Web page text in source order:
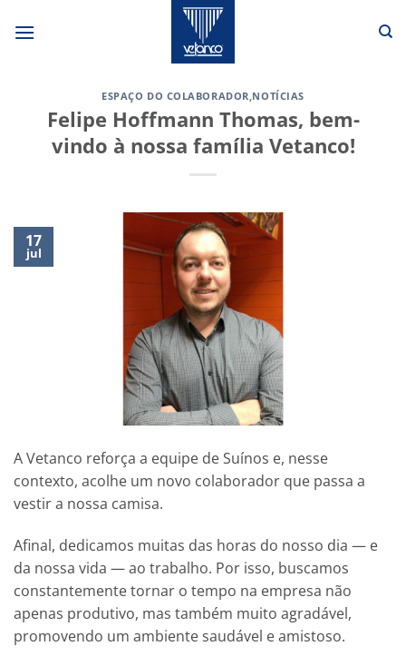
ESPAÇO DO COLABORADOR,NOTÍCIAS
Felipe Hoffmann Thomas, bem-
vindo à nossa família Vetanco!
17
jul
A Vetanco reforça a equipe de Suínos e, nesse
contexto, acolhe um novo colaborador que passa a
vestir a nossa camisa.
Afinal, dedicamos muitas das horas do nosso dia — e
da nossa vida — ao trabalho. Por isso, buscamos
constantemente tornar o tempo na empresa não
apenas produtivo, mas também muito agradável,
promovendo um ambiente saudável e amistoso.